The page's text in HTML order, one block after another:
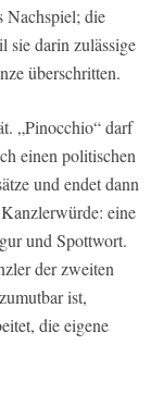
Nachspiel; die
sie darin zulässige
überschritten.
„Pinocchio“ darf
einen politischen
und endet dann
eine
und Spottwort.
der zweiten
ist,
die eigene